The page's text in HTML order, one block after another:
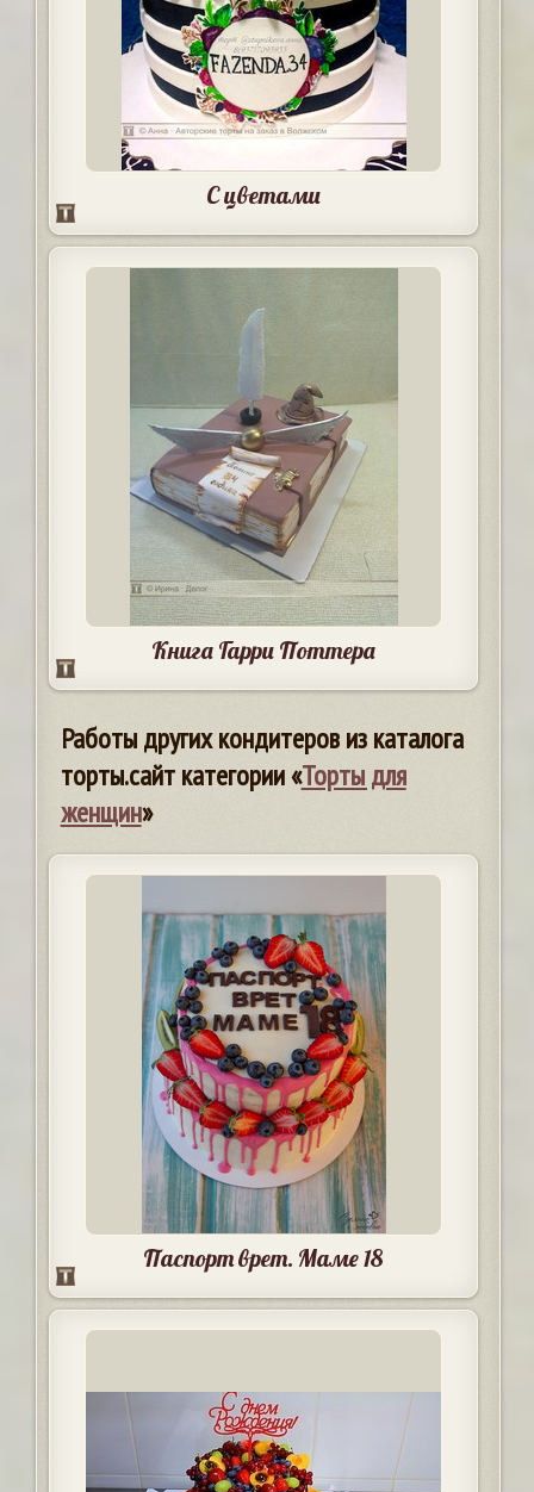
С цветами
Книга Гарри Поттера
Работы других кондитеров из каталога
торты.сайт категории «Торты для
женщин»
Паспорт врет. Маме 18